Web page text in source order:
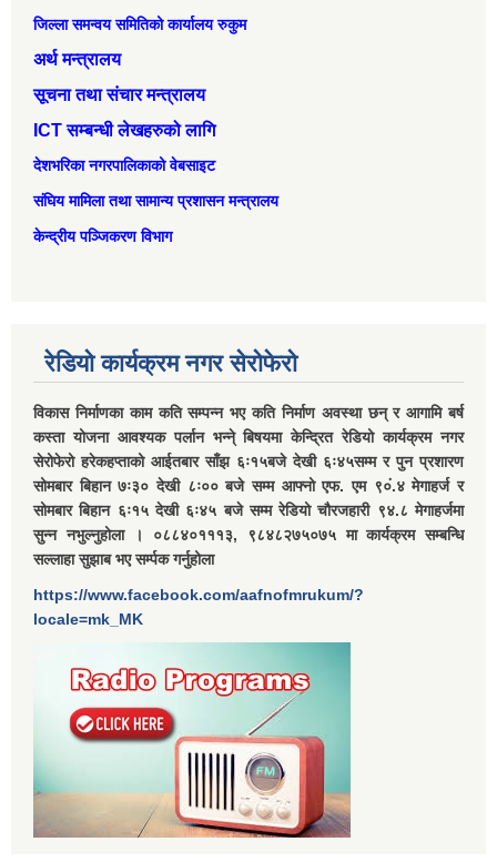
जिल्ला समन्वय समितिको कार्यालय रुकुम
अर्थ मन्त्रालय
सूचना तथा संचार मन्त्रालय
ICT सम्बन्धी लेखहरुको लागि
देशभरिका नगरपालिकाको वेबसाइट
संघिय मामिला तथा सामान्‍य प्रशासन मन्त्रालय
केन्द्रीय पञ्जिकरण विभाग
रेडियो कार्यक्रम नगर सेरोफेरो
विकास निर्माणका काम कति सम्पन्न भए कति निर्माण अवस्था छन् र आगामि बर्ष
कस्ता योजना आवश्यक पर्लान भन्ने् बिषयमा केन्द्रित रेडियो कार्यक्रम नगर
सेरोफेरो हरेकहप्ताको आईतबार साँझ ६ः१५बजे देखी ६ः४५सम्म र पुन प्रशारण
सोमबार बिहान ७ः३० देखी ८ः०० बजे सम्म आफ्नो एफ. एम ९०ं.४ मेगाहर्ज र
सोमबार बिहान ६ः१५ देखी ६ः४५ बजे सम्म रेडियो चौरजहारी ९४.८ मेगाहर्जमा
सुन्न नभुल्नुहोला । ०८८४०१११३, ९८४८२७५०७५ मा कार्यक्रम सम्बन्धि
सल्लाहा सुझाब भए सर्म्पक गर्नुहोला
https://www.facebook.com/aafnofmrukum/?
locale=mk_MK